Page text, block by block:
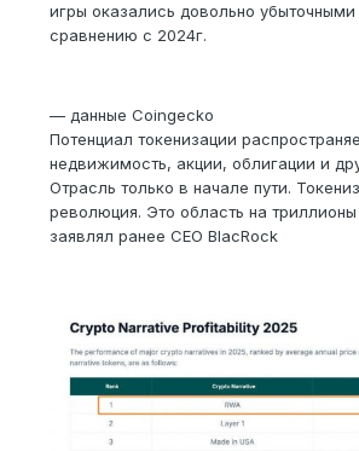
игры оказались довольно
сравнению с 2024г.
— данные Coingecko
Потенциал токенизации
недвижимость, акции, облигации и
Отрасль только в начале пути.
революция. Это область на
заявлял ранее CEO BlacRock